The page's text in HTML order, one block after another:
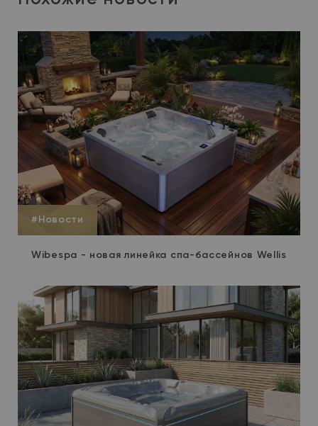
#Новости
Wibespa - новая линейка спа-бассейнов Wellis